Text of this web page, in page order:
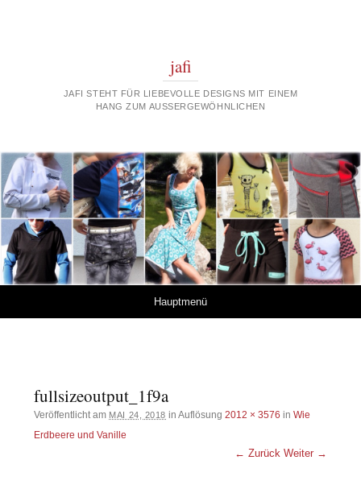
jafi
JAFI STEHT FÜR LIEBEVOLLE DESIGNS MIT EINEM
HANG ZUM AUSSERGEWÖHNLICHEN
Hauptmenü
fullsizeoutput_1f9a
Veröffentlicht am MAI 24, 2018 in Auflösung 2012 × 3576 in Wie
Erdbeere und Vanille
← Zurück Weiter →